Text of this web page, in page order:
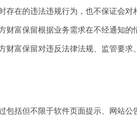
存在的违法违规行为，也不保证会
财富保留根据业务需求在不经通知
财富保留对违反法律法规、监管要
包括但不限于软件页面提示、网站